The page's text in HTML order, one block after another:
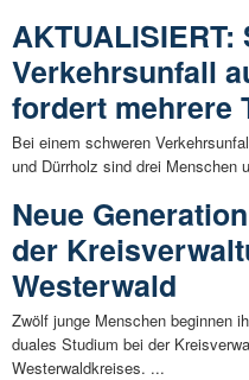
Verkehrsunfall
fordert mehrere
Bei einem schweren
und Dürrholz sind drei Menschen
Neue
der
Westerwald
Zwölf junge Menschen beginnen
duales Studium bei der
Westerwaldkreises. ...